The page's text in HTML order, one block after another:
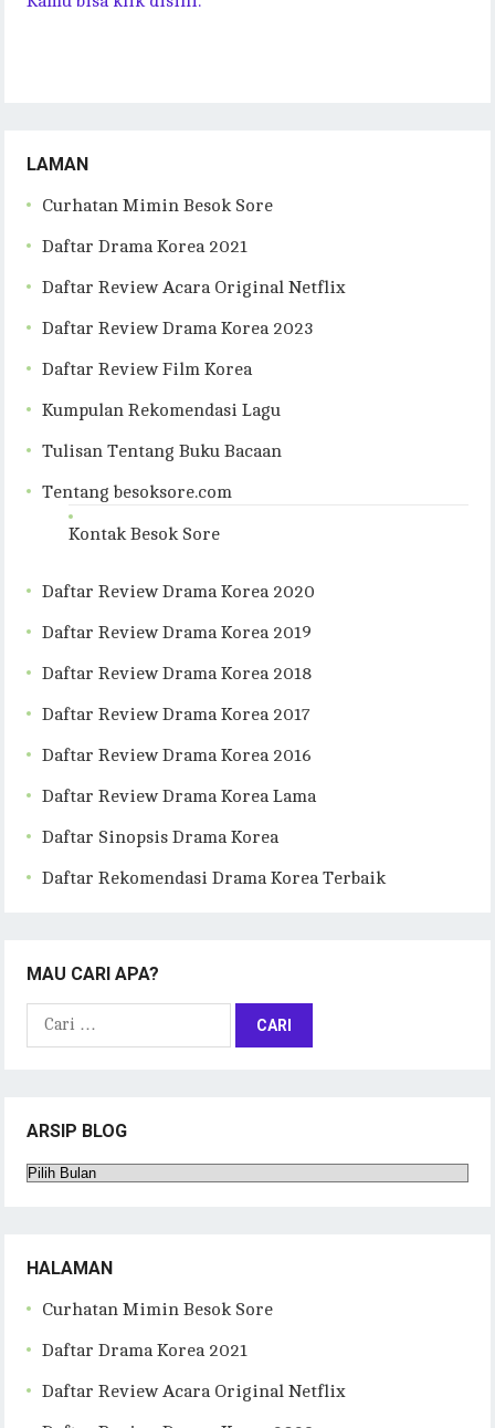
LAMAN
Curhatan Mimin Besok Sore
Daftar Drama Korea 2021
Daftar Review Acara Original Netflix
Daftar Review Drama Korea 2023
Daftar Review Film Korea
Kumpulan Rekomendasi Lagu
Tulisan Tentang Buku Bacaan
Tentang besoksore.com
Kontak Besok Sore
Daftar Review Drama Korea 2020
Daftar Review Drama Korea 2019
Daftar Review Drama Korea 2018
Daftar Review Drama Korea 2017
Daftar Review Drama Korea 2016
Daftar Review Drama Korea Lama
Daftar Sinopsis Drama Korea
Daftar Rekomendasi Drama Korea Terbaik
MAU CARI APA?
Cari
ARSIP BLOG
Arsip
HALAMAN
Curhatan Mimin Besok Sore
Daftar Drama Korea 2021
Daftar Review Acara Original Netflix